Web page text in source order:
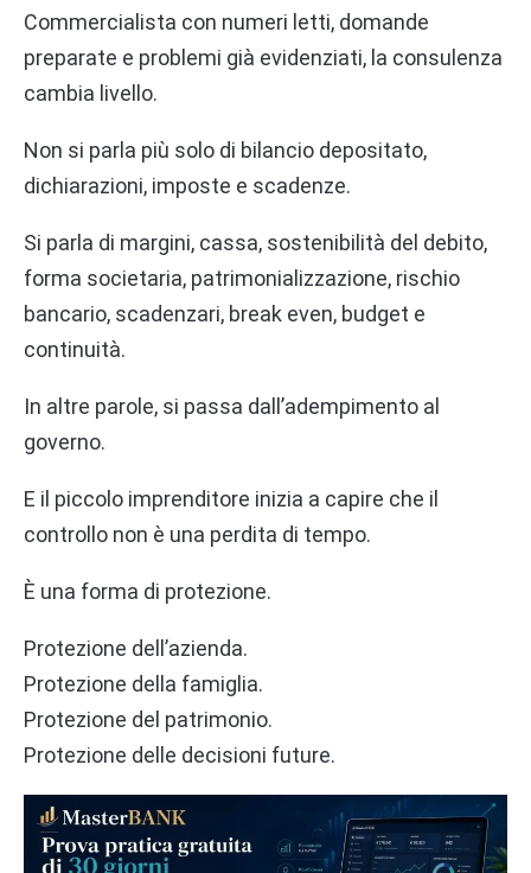
Commercialista con numeri letti, domande
preparate e problemi già evidenziati, la consulenza
cambia livello.
Non si parla più solo di bilancio depositato,
dichiarazioni, imposte e scadenze.
Si parla di margini, cassa, sostenibilità del debito,
forma societaria, patrimonializzazione, rischio
bancario, scadenzari, break even, budget e
continuità.
In altre parole, si passa dall’adempimento al
governo.
E il piccolo imprenditore inizia a capire che il
controllo non è una perdita di tempo.
È una forma di protezione.
Protezione dell’azienda.
Protezione della famiglia.
Protezione del patrimonio.
Protezione delle decisioni future.